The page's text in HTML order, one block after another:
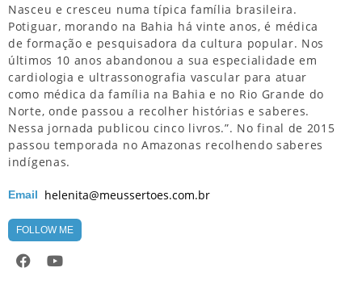
Nasceu e cresceu numa típica família brasileira.
Potiguar, morando na Bahia há vinte anos, é médica
de formação e pesquisadora da cultura popular. Nos
últimos 10 anos abandonou a sua especialidade em
cardiologia e ultrassonografia vascular para atuar
como médica da família na Bahia e no Rio Grande do
Norte, onde passou a recolher histórias e saberes.
Nessa jornada publicou cinco livros.”. No final de 2015
passou temporada no Amazonas recolhendo saberes
indígenas.
Email helenita@meussertoes.com.br
FOLLOW ME